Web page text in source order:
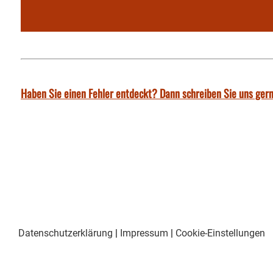
Haben Sie einen Fehler entdeckt? Dann schreiben Sie uns
Datenschutzerklärung | Impressum | Cookie-Einstellungen